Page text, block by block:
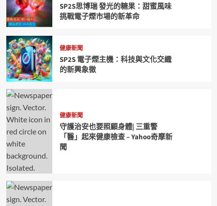
SP2S思博瑞 發光的糖果：甜蜜風味
挑戰電子煙市場的新革命
健康新聞
SP2S 電子煙主機：科技與文化交織
的新興象徵
健康新聞
守護治安也要照顧身體| 三重警
「醫」起來健康檢查 – Yahoo奇摩新
聞